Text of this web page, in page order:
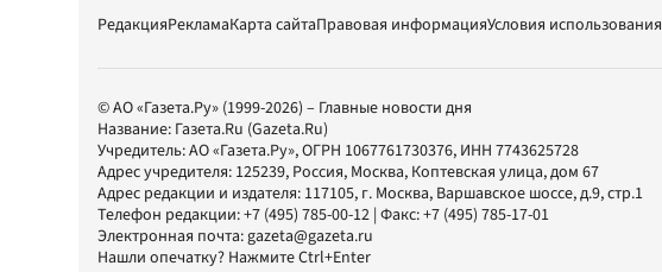
РедакцияРекламаКарта сайтаПравовая информацияУсловия использования
© АО «Газета.Ру» (1999-2026) – Главные новости дня
Название: Газета.Ru (Gazeta.Ru)
Учредитель:АО «Газета.Ру», ОГРН 1067761730376, ИНН 7743625728
Адрес учредителя: 125239, Россия, Москва, Коптевская улица, дом 67
Адрес редакции и издателя: 117105, г. Москва, Варшавское шоссе, д.9, стр.1
Телефон редакции:+7 (495) 785-00-12 | Факс:+7 (495) 785-17-01
Электронная почта:gazeta@gazeta.ru
Нашли опечатку? Нажмите Ctrl+Enter